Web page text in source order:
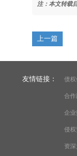
注：本文转载
上一篇
友情链接： 债
合
企
侵
资